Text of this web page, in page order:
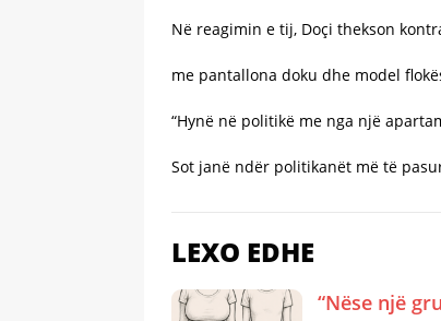
Në reagimin e tij, Doçi thekson
me pantallona doku dhe model
“Hynë në politikë me nga një
Sot janë ndër politikanët më të
LEXO EDHE
“Nëse një